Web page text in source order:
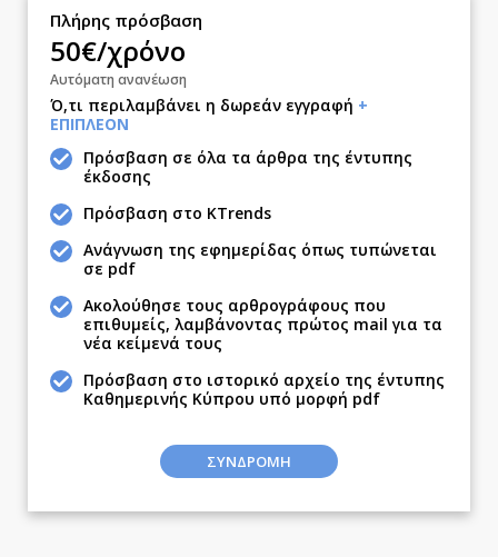
Επιχειρήσεις
Αγορές
Money Review
AstroBank Properties
Ενέργεια
Ναυτιλία
Περιβάλλον
Ελλάδα
Κόσμος
Παράξενα
Πολιτισμός
Σινεμά
Πλήρης πρόσβαση
50€/χρόνο
Αυτόματη ανανέωση
Ό,τι περιλαμβάνει η δωρεάν εγγραφή +
ΕΠΙΠΛΕΟΝ
Πρόσβαση σε όλα τα άρθρα της έντυπης
έκδοσης
Πρόσβαση στο KTrends
Ανάγνωση της εφημερίδας όπως τυπώνεται
σε pdf
Ακολούθησε τους αρθρογράφους που
επιθυμείς, λαμβάνοντας πρώτος mail για τα
νέα κείμενά τους
Πρόσβαση στο ιστορικό αρχείο της έντυπης
Καθημερινής Κύπρου υπό μορφή pdf
ΣΥΝΔΡΟΜΗ